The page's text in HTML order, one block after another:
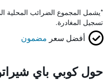
*يشمل المجموع الضرائب المحلية
تسجيل المغادرة.
أفضل سعر مضمون
حول كوبي باي